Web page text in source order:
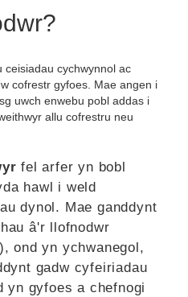
ceisiadau cychwynnol ac
cofrestr gyfoes. Mae angen i
uwch enwebu pobl addas i
allu cofrestru neu
fel arfer yn bobl
hawl i weld
dynol. Mae ganddynt
â'r llofnodwr
ond yn ychwanegol,
gadw cyfeiriadau
yn gyfoes a chefnogi